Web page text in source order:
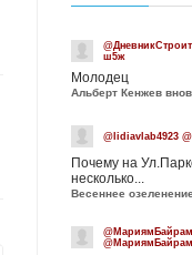
ш5ж
Молодец
Альберт Кенжев
@lidiavlab4923
Почему на
несколько...
Весеннее